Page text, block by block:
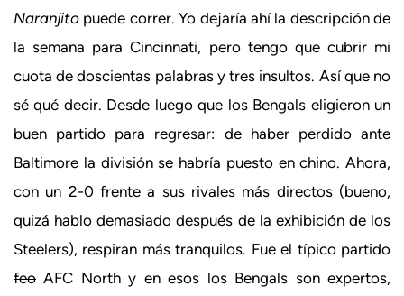
Naranjito puede correr. Yo dejaría ahí la descripción de
la semana para Cincinnati, pero tengo que cubrir mi
cuota de doscientas palabras y tres insultos. Así que no
sé qué decir. Desde luego que los Bengals eligieron un
buen partido para regresar: de haber perdido ante
Baltimore la división se habría puesto en chino. Ahora,
con un 2-0 frente a sus rivales más directos (bueno,
quizá hablo demasiado después de la exhibición de los
Steelers), respiran más tranquilos. Fue el típico partido
feo AFC North y en esos los Bengals son expertos,